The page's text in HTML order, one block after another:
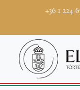
+36 1 224